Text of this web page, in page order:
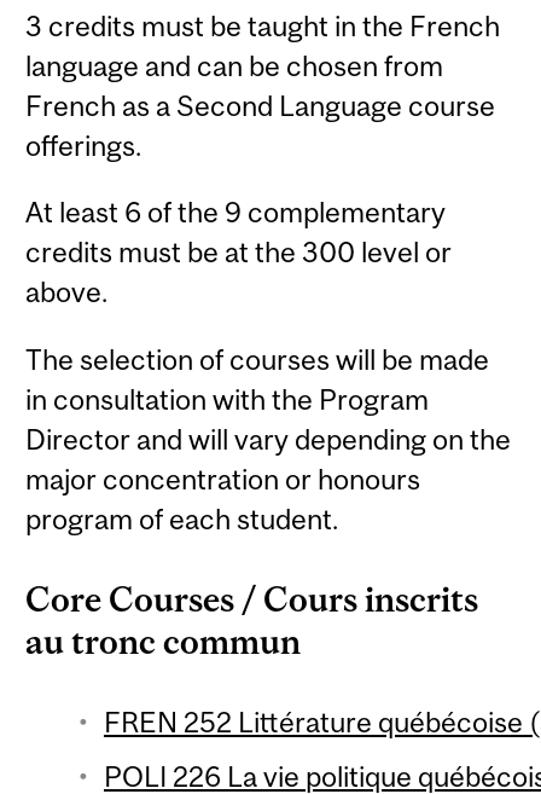
3 credits must be taught in the French
language and can be chosen from
French as a Second Language course
offerings.
At least 6 of the 9 complementary
credits must be at the 300 level or
above.
The selection of courses will be made
in consultation with the Program
Director and will vary depending on the
major concentration or honours
program of each student.
Core Courses / Cours inscrits
au tronc commun
FREN 252 Littérature québécoise
POLI 226 La vie politique